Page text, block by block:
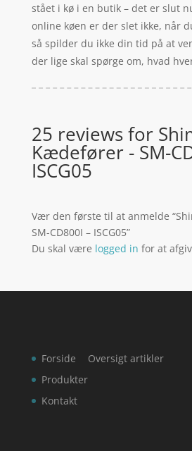
stået i kø i en butik – det er slut
online køen er der slet ikke, når
så spilder du ikke din tid på at
der lige skal spørge om, hvad
25 reviews for
Kædefører - SM-
ISCG05
Vær den første til at anmelde
SM-CD800I – ISCG05”
Du skal være logged in for at
Forside
Produkter
Kontakt
Oversigt artikler